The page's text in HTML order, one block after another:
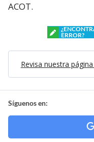
ACOT.
ERROR?
Revisa nuestra
Síguenos en: